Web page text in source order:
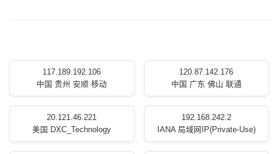
117.189.192.106
中国 贵州 安顺 移动
120.87.142.176
中国 广东 佛山 联通
20.121.46.221
美国 DXC_Technology
192.168.242.2
IANA 局域网IP(Private-Use)